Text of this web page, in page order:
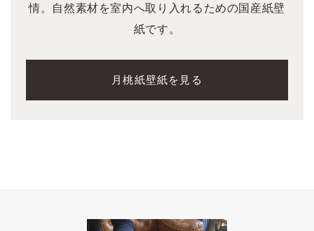
情。自然素材を室内へ取り入れるための国産紙壁
紙です。
月桃紙壁紙を見る